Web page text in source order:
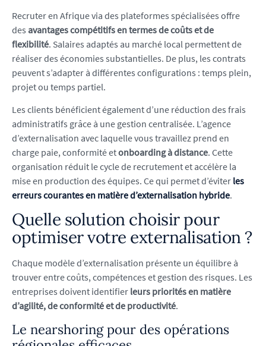
Recruter en Afrique via des plateformes spécialisées offre
des avantages compétitifs en termes de coûts et de
flexibilité. Salaires adaptés au marché local permettent de
réaliser des économies substantielles. De plus, les contrats
peuvent s’adapter à différentes configurations : temps plein,
projet ou temps partiel.
Les clients bénéficient également d’une réduction des frais
administratifs grâce à une gestion centralisée. L’agence
d’externalisation avec laquelle vous travaillez prend en
charge paie, conformité etonboarding à distance. Cette
organisation réduit le cycle de recrutement et accélère la
mise en production des équipes. Ce qui permet d’éviter les
erreurs courantes en matière d’externalisation hybride.
Quelle solution choisir pour
optimiser votre externalisation ?
Chaque modèle d’externalisation présente un équilibre à
trouver entre coûts, compétences et gestion des risques. Les
entreprises doivent identifier leurs priorités en matière
d’agilité, de conformité et de productivité.
Le nearshoring pour des opérations